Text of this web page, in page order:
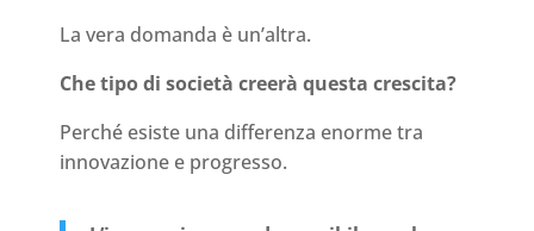
La vera domanda è un’altra.
Che tipo di società creerà questa crescita?
Perché esiste una differenza enorme tra
innovazione e progresso.